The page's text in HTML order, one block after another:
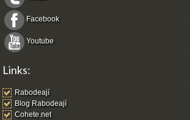
Facebook
Youtube
Links:
Rabodeají
Blog Rabodeají
Cohete.net